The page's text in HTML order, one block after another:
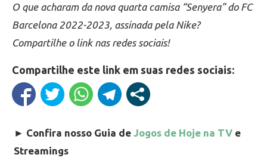
O que acharam da nova quarta camisa “Senyera” do FC
Barcelona 2022-2023, assinada pela Nike?
Compartilhe o link nas redes sociais!
Compartilhe este link em suas redes sociais:
► Confira nosso Guia de Jogos de Hoje na TV e
Streamings